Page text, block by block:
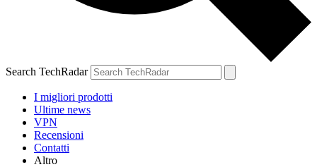
Search TechRadar
I migliori prodotti
Ultime news
VPN
Recensioni
Contatti
Altro